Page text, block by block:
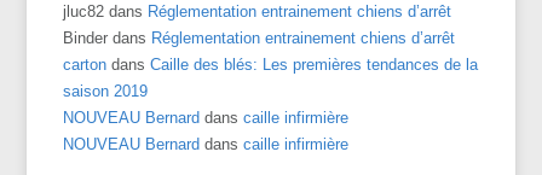
jluc82 dans Réglementation entrainement chiens d’arrêt
Binder dans Réglementation entrainement chiens d’arrêt
carton dansCaille des blés: Les premières tendances de la
saison 2019
NOUVEAU Bernard danscaille infirmière
NOUVEAU Bernard danscaille infirmière